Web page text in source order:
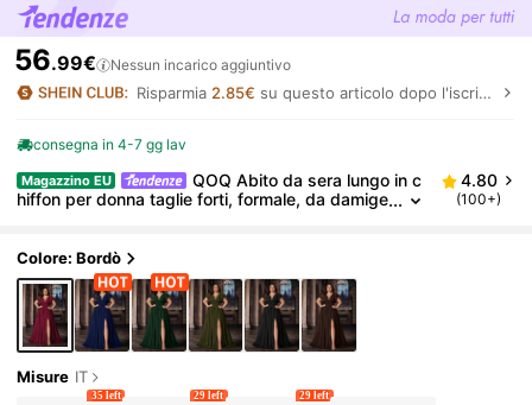
56.99€ Nessun incarico aggiuntivo
Risparmia 2.85€ su questo articolo dopo l'iscrizione.
consegna in 4-7 gg lav
Magazzino EU
QOQ Abito da sera lungo in c
hiffon per donna taglie forti, formale, da damige
4.80
(100+)
Colore: Bordò
Misure IT
35 left 29 left 29 left